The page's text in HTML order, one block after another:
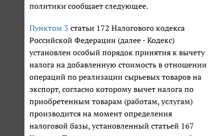
политики сообщает следующее.
Пунктом 3 статьи 172 Налогового кодекса
Российской Федерации (далее - Кодекс)
установлен особый порядок принятия к вычету
налога на добавленную стоимость в отношении
операций по реализации сырьевых товаров на
экспорт, согласно которому вычет налога по
приобретенным товарам (работам, услугам)
производится на момент определения
налоговой базы, установленный статьей 167